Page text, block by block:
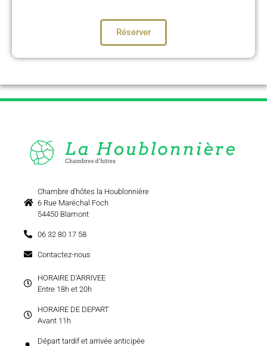
Réserver
Chambre d'hôtes la Houblonnière
6 Rue Maréchal Foch
54450 Blamont
06 32 80 17 58
Contactez-nous
HORAIRE D'ARRIVEE
Entre 18h et 20h
HORAIRE DE DEPART
Avant 11h
Départ tardif et arrivée anticipée